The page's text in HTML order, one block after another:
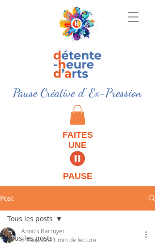
Pause Créative d' Ex-Pression
FAITES
UNE
PAUSE
Post
Tous les posts
Tous les posts
Annick Barruyer
8 mai 2022 1 min de lecture